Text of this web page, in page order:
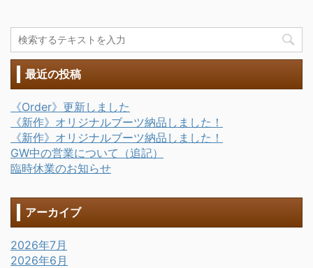
最近の投稿
《Order》更新しました
《新作》オリジナルブーツ納品しました！
《新作》オリジナルブーツ納品しました！
GW中の営業について（追記）
臨時休業のお知らせ
アーカイブ
2026年7月
2026年6月